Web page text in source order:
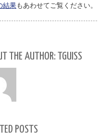
結果もあわせてご覧ください。
THE AUTHOR: TGUISS
POSTS